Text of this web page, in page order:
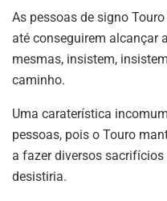
As pessoas de signo
até conseguirem alcançar
mesmas, insistem,
caminho.
Uma caraterística
pessoas, pois o Touro
a fazer diversos
desistiria.